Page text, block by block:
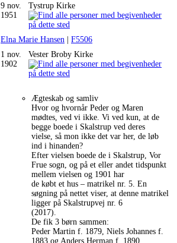
9 nov.
1951
Tystrup Kirke
Elna Marie Hansen | F5506
1 nov.
1902
Vester Broby Kirke
Ægteskab og samliv
Hvor og hvornår Peder og Maren
mødtes, ved vi ikke. Vi ved kun, at de
begge boede i Skalstrup ved deres
vielse, så mon ikke det var her, de løb
ind i hinanden?
Efter vielsen boede de i Skalstrup, Vor
Frue sogn, og på et eller andet tidspunkt
mellem vielsen og 1901 har
de købt et hus – matrikel nr. 5. En
søgning på nettet viser, at denne matrikel
ligger på Skalstrupvej nr. 6
(2017).
De fik 3 børn sammen:
Peder Martin f. 1879, Niels Johannes f.
1883 og Anders Herman f. 1890.